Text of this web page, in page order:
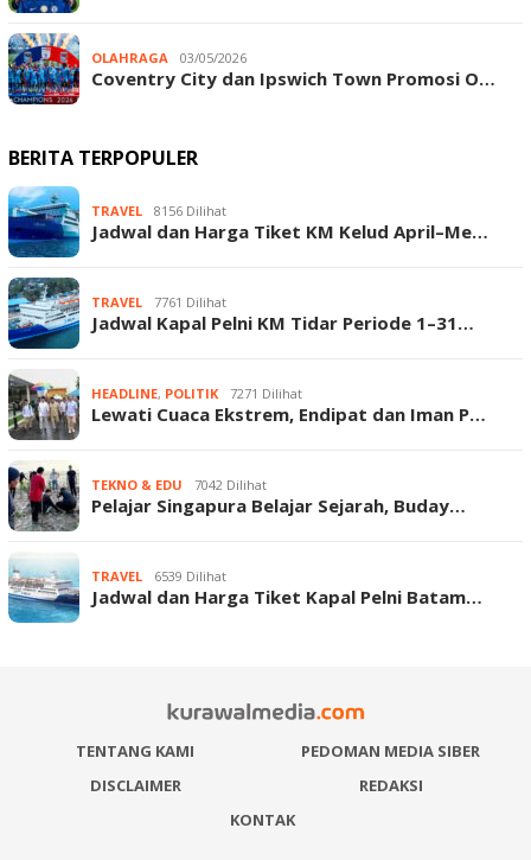
OLAHRAGA 03/05/2026
Coventry City dan Ipswich Town Promosi O…
BERITA TERPOPULER
TRAVEL 8156 Dilihat
Jadwal dan Harga Tiket KM Kelud April–Me…
TRAVEL 7761 Dilihat
Jadwal Kapal Pelni KM Tidar Periode 1–31…
HEADLINE, POLITIK 7271 Dilihat
Lewati Cuaca Ekstrem, Endipat dan Iman P…
TEKNO & EDU 7042 Dilihat
Pelajar Singapura Belajar Sejarah, Buday…
TRAVEL 6539 Dilihat
Jadwal dan Harga Tiket Kapal Pelni Batam…
TENTANG KAMI
PEDOMAN MEDIA SIBER
DISCLAIMER
REDAKSI
KONTAK